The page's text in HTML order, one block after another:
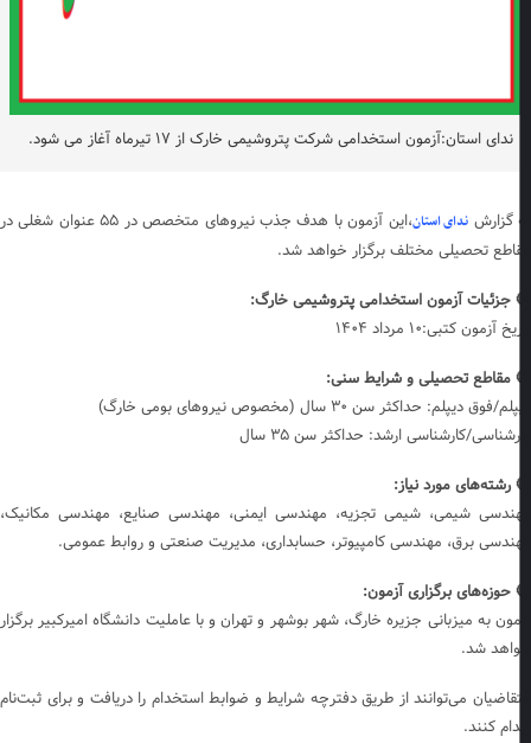
ندای استان:آزمون استخدامی شرکت پتروشیمی خارک از ۱۷ تیرماه آغاز می شود.
گزارشندای استان
،این آزمون با هدف جذب نیروهای متخصص در ۵۵ عنوان شغلی در
تحصیلی مختلف برگزار خواهد شد.
جزئیات آزمون استخدامی پتروشیمی خارگ:
آزمون کتبی:۱۰ مرداد ۱۴۰۴
مقاطع تحصیلی و شرایط سنی:
فوق دیپلم: حداکثر سن ۳۰ سال (مخصوص نیروهای بومی خارگ)
کارشناسی ارشد: حداکثر سن ۳۵ سال
رشته‌های مورد نیاز:
شیمی، شیمی تجزیه، مهندسی ایمنی، مهندسی صنایع، مهندسی مکانیک،
برق، مهندسی کامپیوتر، حسابداری، مدیریت صنعتی و روابط عمومی.
حوزه‌های برگزاری آزمون:
به میزبانی جزیره خارگ، شهر بوشهر و تهران و با عاملیت دانشگاه امیرکبیر برگزار
شد.
می‌توانند از طریق دفترچه شرایط و ضوابط استخدام را دریافت و برای ثبت‌نام
کنند.